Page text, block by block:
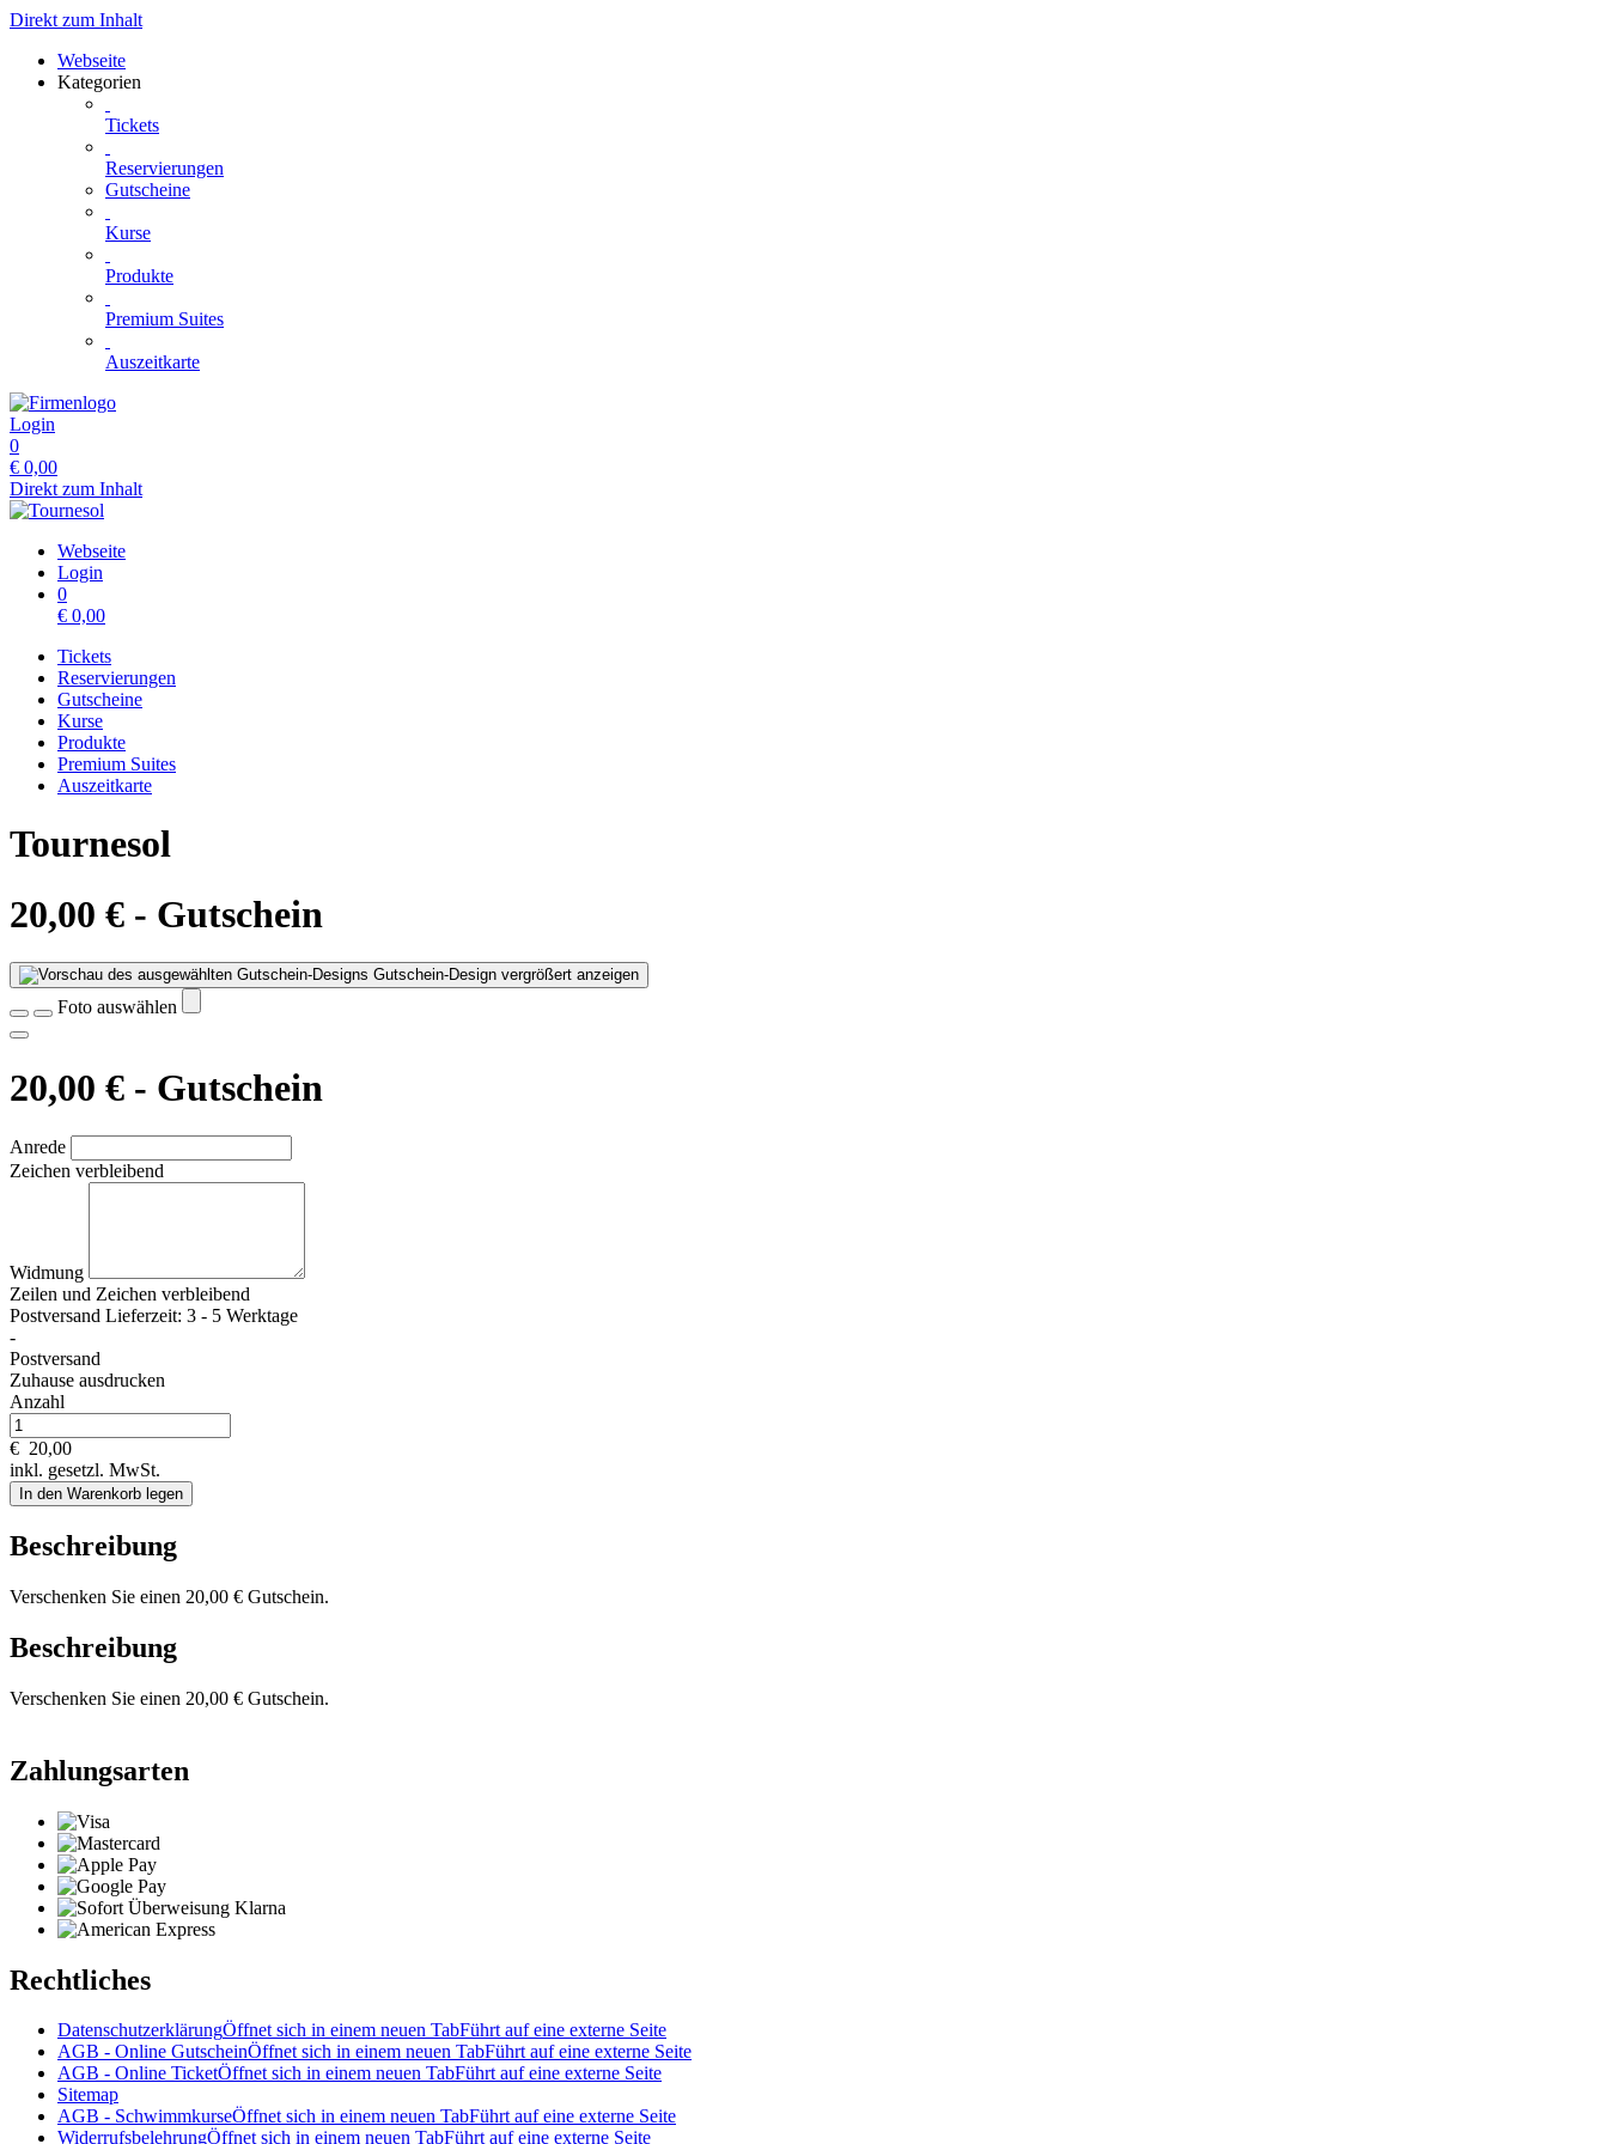
Direkt zum Inhalt
Webseite
Kategorien
Tickets
Reservierungen
Gutscheine
Kurse
Produkte
Premium Suites
Auszeitkarte
Login
0
€ 0,00
Direkt zum Inhalt
Webseite
Login
0
€ 0,00
Tickets
Reservierungen
Gutscheine
Kurse
Produkte
Premium Suites
Auszeitkarte
Tournesol
20,00 € - Gutschein
Gutschein-Design vergrößert anzeigen
Foto auswählen
20,00 € - Gutschein
Anrede
Zeichen verbleibend
Widmung
Zeilen und Zeichen verbleibend
Postversand Lieferzeit: 3 - 5 Werktage
-
Postversand
Zuhause ausdrucken
Anzahl
€ 20,00
inkl. gesetzl. MwSt.
In den Warenkorb legen
Beschreibung
Verschenken Sie einen 20,00 € Gutschein.
Beschreibung
Verschenken Sie einen 20,00 € Gutschein.
Zahlungsarten
Rechtliches
DatenschutzerklärungÖffnet sich in einem neuen TabFührt auf eine externe Seite
AGB - Online GutscheinÖffnet sich in einem neuen TabFührt auf eine externe Seite
AGB - Online TicketÖffnet sich in einem neuen TabFührt auf eine externe Seite
Sitemap
AGB - SchwimmkurseÖffnet sich in einem neuen TabFührt auf eine externe Seite
WiderrufsbelehrungÖffnet sich in einem neuen TabFührt auf eine externe Seite